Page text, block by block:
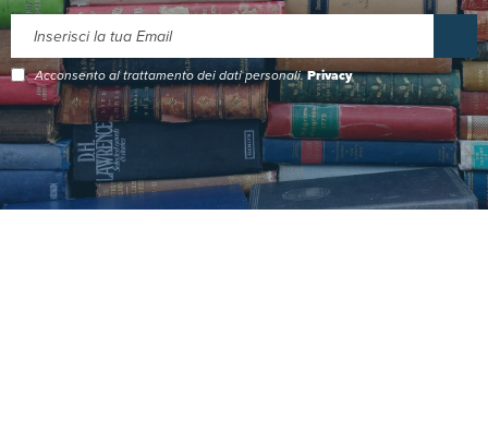
Acconsento al trattamento dei dati personali.Privacy